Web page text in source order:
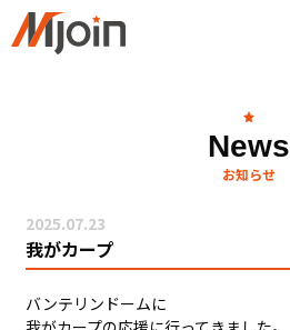
Mjoinソリューション
会社概要
News
お知らせ
2025.07.23
我がカープ
バンテリンドームに